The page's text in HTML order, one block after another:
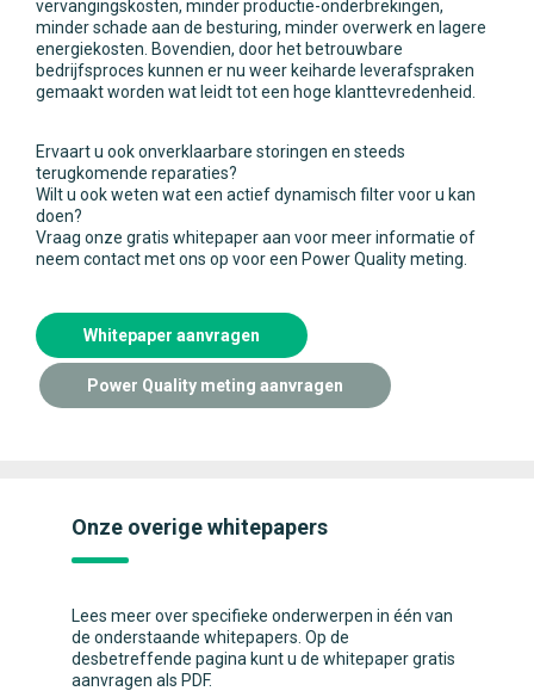
vervangingskosten, minder productie-onderbrekingen,
minder schade aan de besturing, minder overwerk en lagere
energiekosten. Bovendien, door het betrouwbare
bedrijfsproces kunnen er nu weer keiharde leverafspraken
gemaakt worden wat leidt tot een hoge klanttevredenheid.
Ervaart u ook onverklaarbare storingen en steeds
terugkomende reparaties?
Wilt u ook weten wat een actief dynamisch filter voor u kan
doen?
Vraag onze gratis whitepaper aan voor meer informatie of
neem contact met ons op voor een Power Quality meting.
Whitepaper aanvragen
Power Quality meting aanvragen
Onze overige whitepapers
Lees meer over specifieke onderwerpen in één van
de onderstaande whitepapers. Op de
desbetreffende pagina kunt u de whitepaper gratis
aanvragen als PDF.